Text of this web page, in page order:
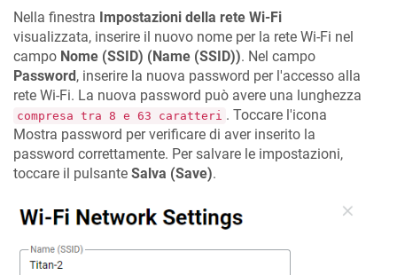
Nella finestra Impostazioni della rete Wi-Fi
visualizzata, inserire il nuovo nome per la rete Wi-Fi nel
campo Nome (SSID) (Name (SSID)). Nel campo
Password, inserire la nuova password per l'accesso alla
rete Wi-Fi. La nuova password può avere una lunghezza
compresa tra 8 e 63 caratteri . Toccare l'icona
Mostra password per verificare di aver inserito la
password correttamente. Per salvare le impostazioni,
toccare il pulsante Salva (Save).